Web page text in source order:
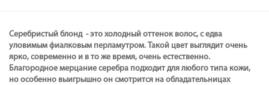
Серебристый блонд - это холодный оттенок волос, с едва
уловимым фиалковым перламутром. Такой цвет выглядит очень
ярко, современно и в то же время, очень естественно.
Благородное мерцание серебра подходит для любого типа кожи,
но особенно выигрышно он смотрится на обладательницах